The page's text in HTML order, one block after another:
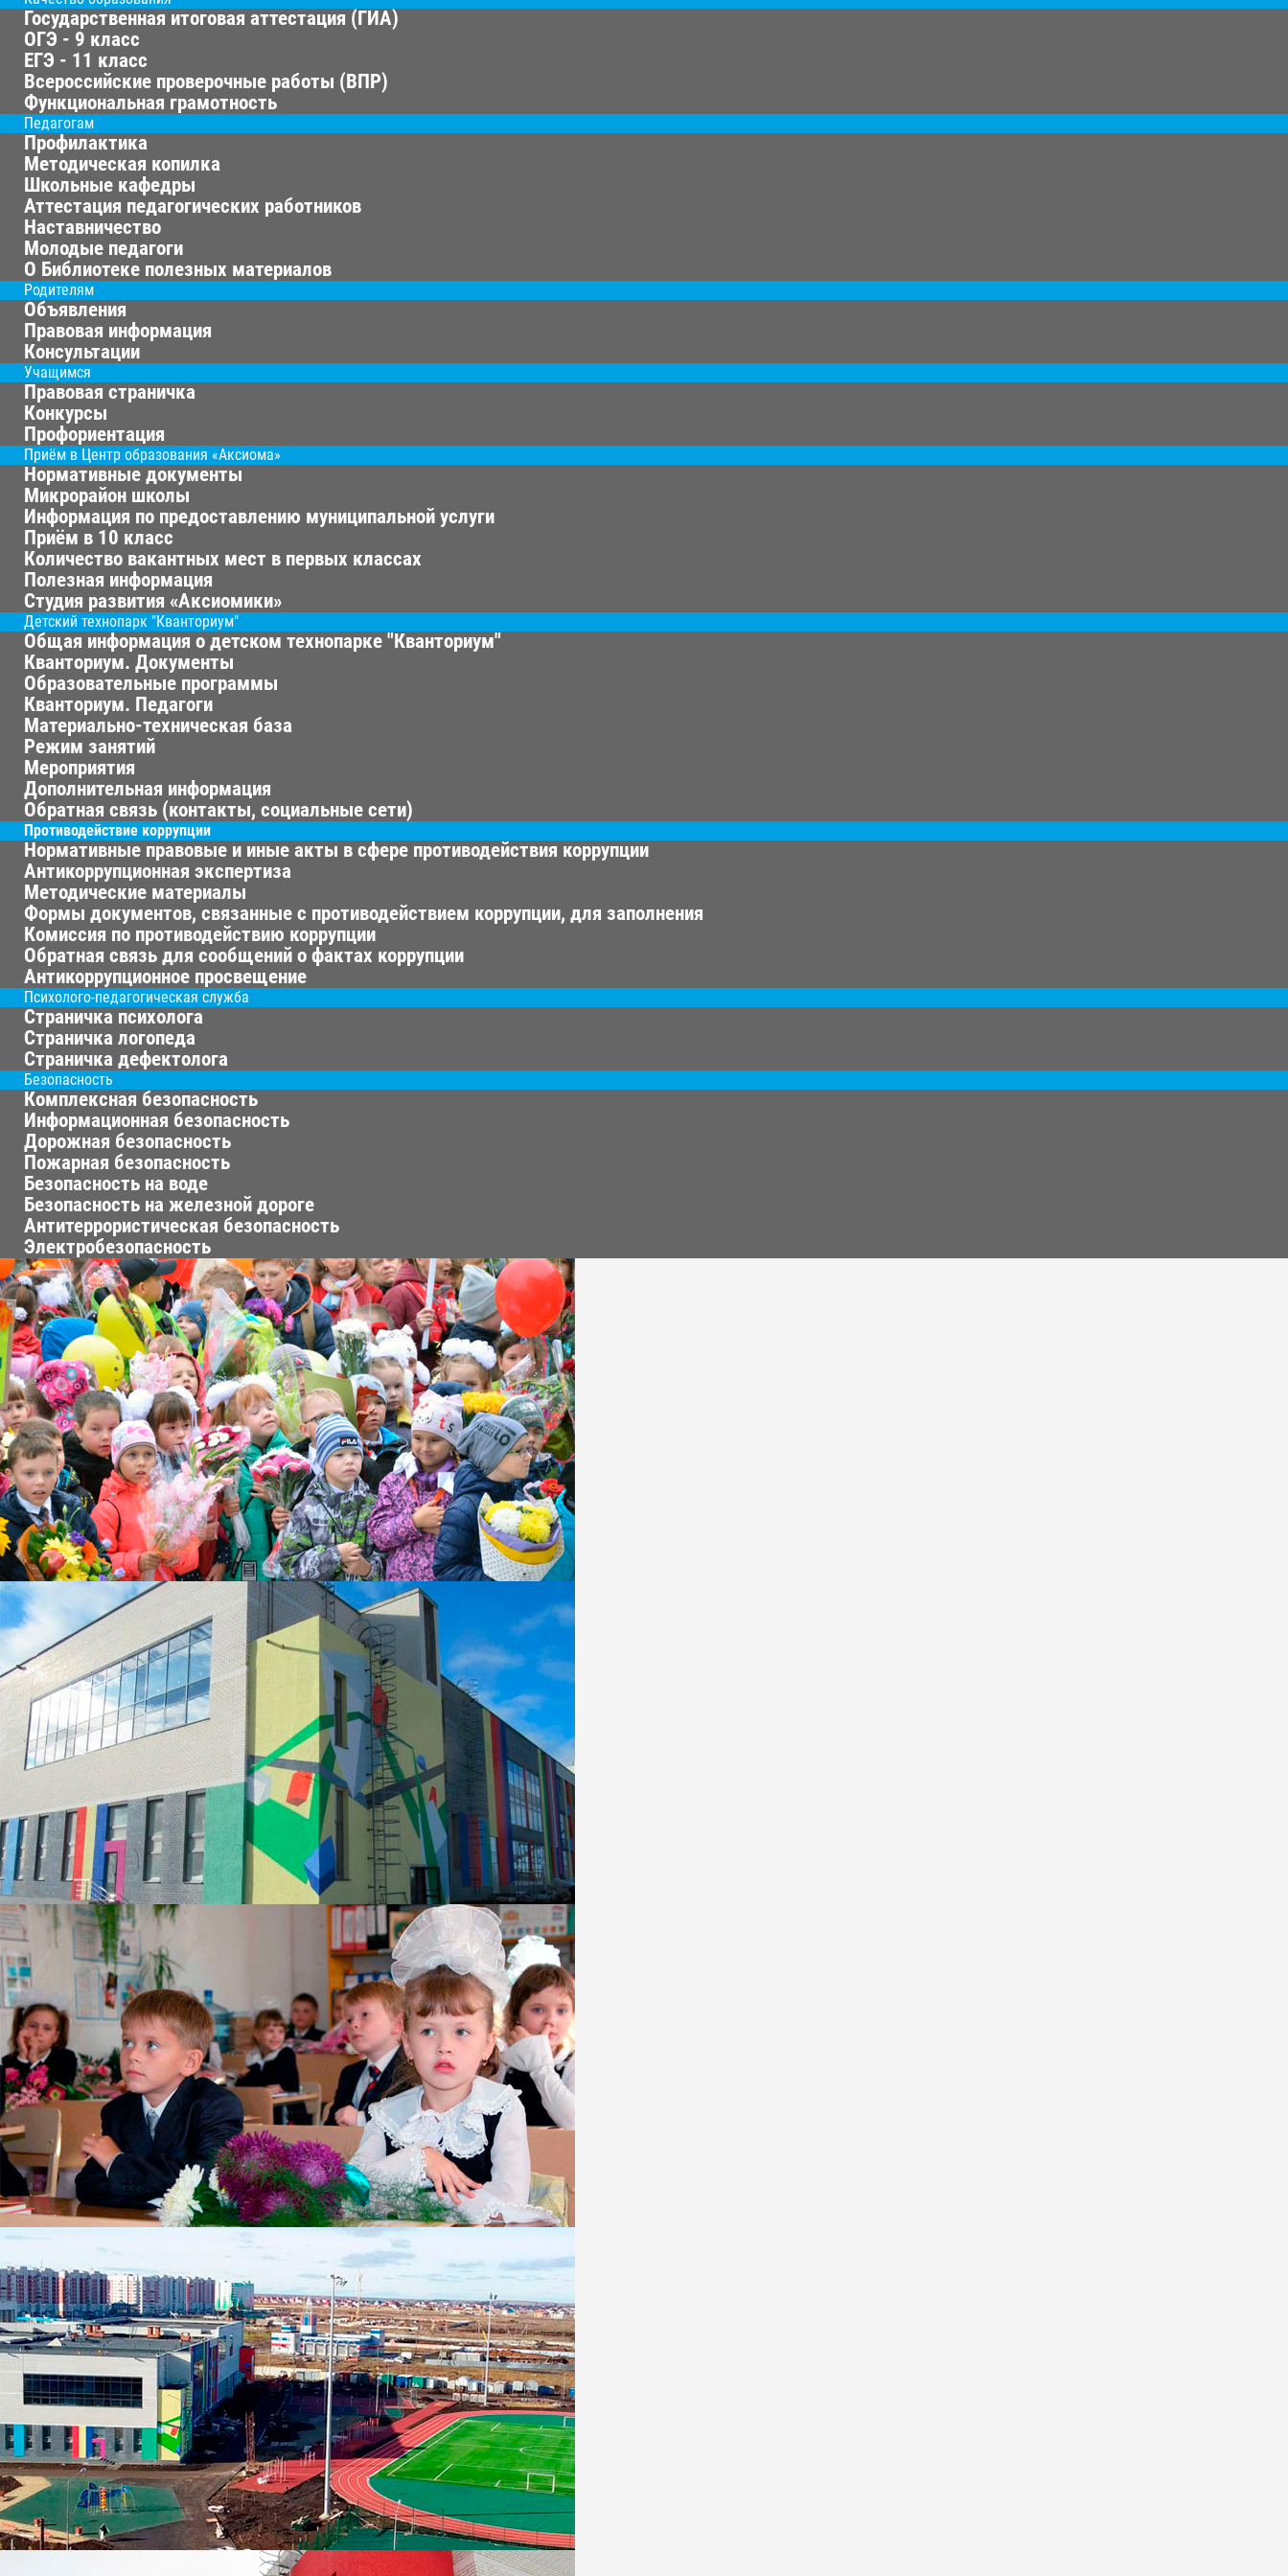
Государственная итоговая аттестация (ГИА)
ОГЭ - 9 класс
ЕГЭ - 11 класс
Всероссийские проверочные работы (ВПР)
Функциональная грамотность
Педагогам
Профилактика
Методическая копилка
Школьные кафедры
Аттестация педагогических работников
Наставничество
Молодые педагоги
О Библиотеке полезных материалов
Родителям
Объявления
Правовая информация
Консультации
Учащимся
Правовая страничка
Конкурсы
Профориентация
Приём в Центр образования «Аксиома»
Нормативные документы
Микрорайон школы
Информация по предоставлению муниципальной услуги
Приём в 10 класс
Количество вакантных мест в первых классах
Полезная информация
Студия развития «Аксиомики»
Детский технопарк "Кванториум"
Общая информация о детском технопарке "Кванториум"
Кванториум. Документы
Образовательные программы
Кванториум. Педагоги
Материально-техническая база
Режим занятий
Мероприятия
Дополнительная информация
Обратная связь (контакты, социальные сети)
Противодействие коррупции
Нормативные правовые и иные акты в сфере противодействия коррупции
Антикоррупционная экспертиза
Методические материалы
Формы документов, связанные с противодействием коррупции, для заполнения
Комиссия по противодействию коррупции
Обратная связь для сообщений о фактах коррупции
Антикоррупционное просвещение
Психолого-педагогическая служба
Страничка психолога
Страничка логопеда
Страничка дефектолога
Безопасность
Комплексная безопасность
Информационная безопасность
Дорожная безопасность
Пожарная безопасность
Безопасность на воде
Безопасность на железной дороге
Антитеррористическая безопасность
Электробезопасность